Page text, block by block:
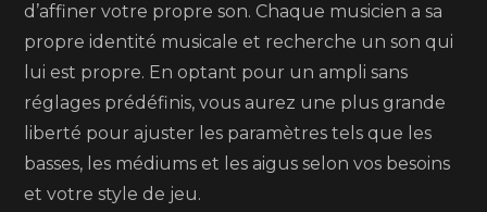
d’affiner votre propre son. Chaque musicien a sa
propre identité musicale et recherche un son qui
lui est propre. En optant pour un ampli sans
réglages prédéfinis, vous aurez une plus grande
liberté pour ajuster les paramètres tels que les
basses, les médiums et les aigus selon vos besoins
et votre style de jeu.